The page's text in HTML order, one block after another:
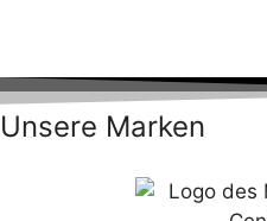
Unsere Marken